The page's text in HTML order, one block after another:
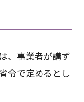
、事業者が講ず
令で定めるとし